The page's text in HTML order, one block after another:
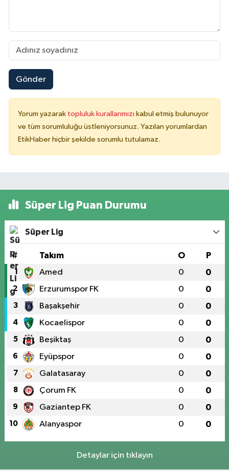
Gönder
Yorum yazarak topluluk kurallarımızı kabul etmiş bulunuyor
ve tüm sorumluluğu üstleniyorsunuz. Yazılan yorumlardan
EtikHaber hiçbir şekilde sorumlu tutulamaz.
Süper Lig Puan Durumu
Süper Lig
# Takım O P
1 Amed 0 0
2 Erzurumspor FK 0 0
3 Başakşehir 0 0
4 Kocaelispor 0 0
5 Beşiktaş 0 0
6 Eyüpspor 0 0
7 Galatasaray 0 0
8 Çorum FK 0 0
9 Gaziantep FK 0 0
10 Alanyaspor 0 0
Detaylar için tıklayın